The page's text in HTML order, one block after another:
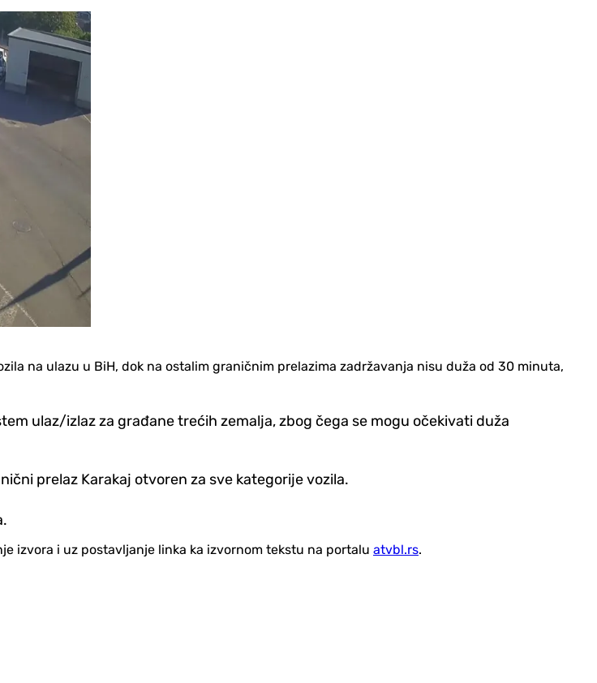
na ulazu u BiH, dok na ostalim graničnim prelazima zadržavanja nisu duža od 30 minuta,
ulaz/izlaz za građane trećih zemalja, zbog čega se mogu očekivati duža
prelaz Karakaj otvoren za sve kategorije vozila.
izvora i uz postavljanje linka ka izvornom tekstu na portalu atvbl.rs.